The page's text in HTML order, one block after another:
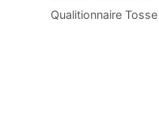
Qualitionnaire Tosse